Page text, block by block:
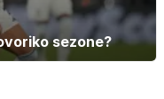
sezone?